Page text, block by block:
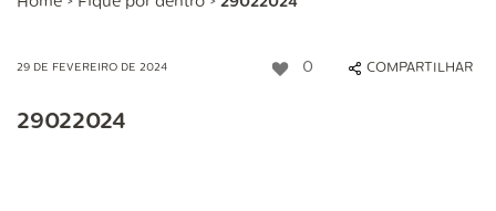
29 DE FEVEREIRO DE 2024 0 COMPARTILHAR
29022024